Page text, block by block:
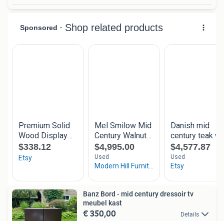
Banz Bord - mid century dressoir tv
meubel kast
€ 350,00 Details